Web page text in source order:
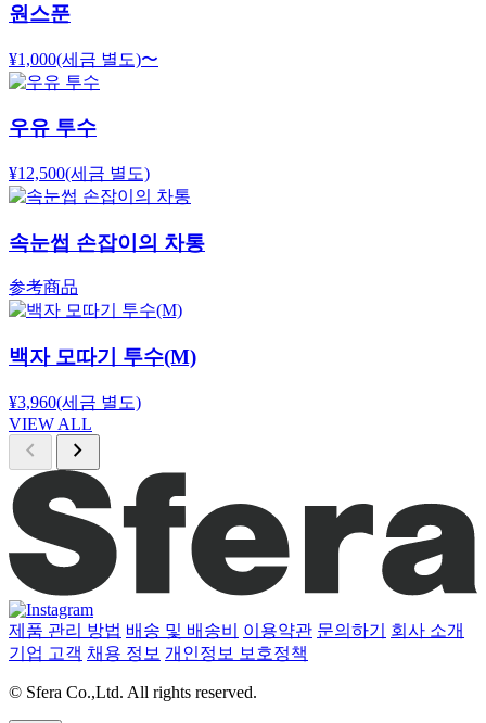
원스푼
¥1,000(세금 별도)〜
우유 투수
¥12,500(세금 별도)
속눈썹 손잡이의 차통
参考商品
백자 모따기 투수(M)
¥3,960(세금 별도)
VIEW ALL
chevron_left chevron_right
제품 관리 방법 배송 및 배송비 이용약관 문의하기
회사 소개
기업 고객 채용 정보 개인정보 보호정책
© Sfera Co.,Ltd. All rights reserved.